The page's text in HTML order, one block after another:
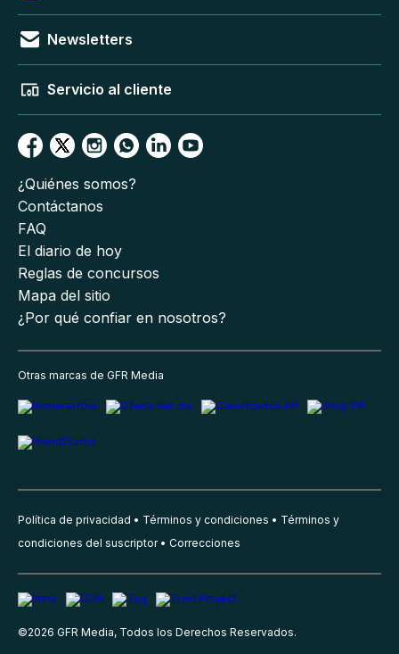
Newsletters
Servicio al cliente
¿Quiénes somos?
Contáctanos
FAQ
El diario de hoy
Reglas de concursos
Mapa del sitio
¿Por qué confiar en nosotros?
Otras marcas de GFR Media
Política de privacidad Términos y condiciones
Términos y
condiciones del suscriptor
Correcciones
©2026 GFR Media, Todos los Derechos Reservados.